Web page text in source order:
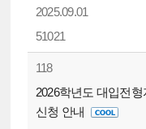
2025.09.01
51021
118
2026학년도 대입전
신청 안내